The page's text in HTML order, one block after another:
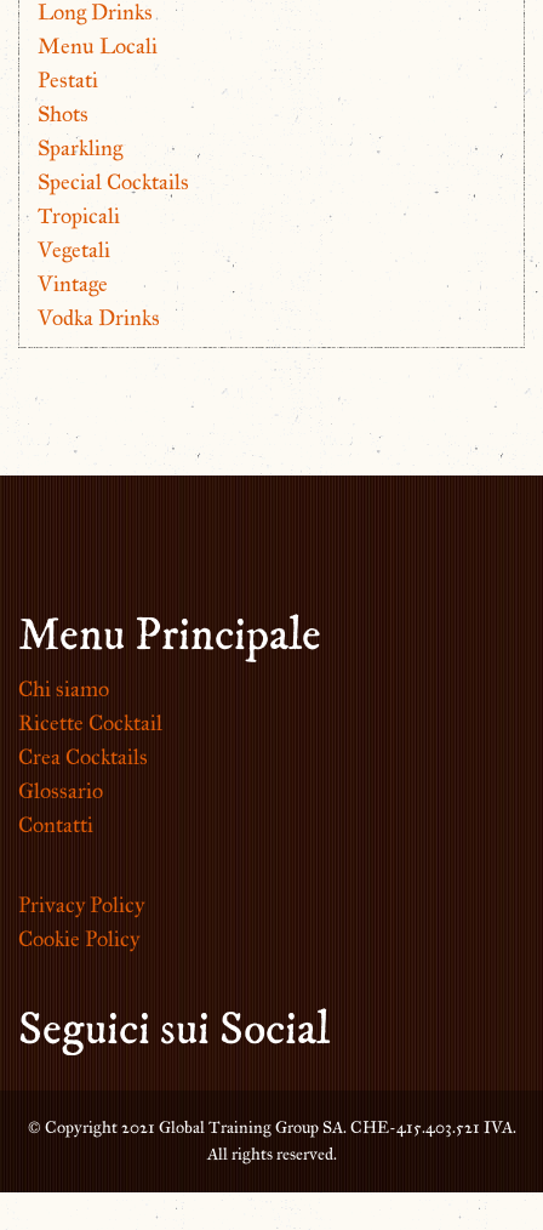
Long Drinks
Menu Locali
Pestati
Shots
Sparkling
Special Cocktails
Tropicali
Vegetali
Vintage
Vodka Drinks
Menu Principale
Chi siamo
Ricette Cocktail
Crea Cocktails
Glossario
Contatti
Privacy Policy
Cookie Policy
Seguici sui Social
© Copyright 2021 Global Training Group SA. CHE-415.403.521 IVA.
All rights reserved.